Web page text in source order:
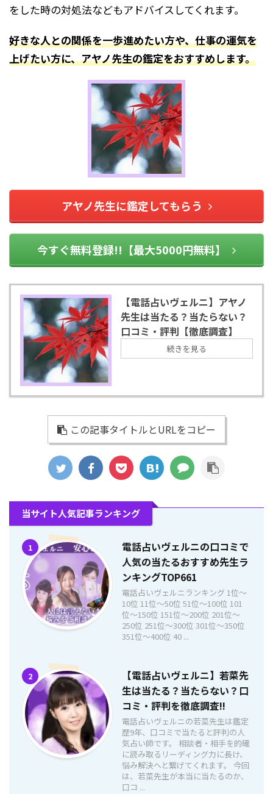
をした時の対処法などもアドバイスしてくれます。
好きな人との関係を一歩進めたい方や、仕事の運気を
上げたい方に、アヤノ先生の鑑定をおすすめします。
アヤノ先生に鑑定してもらう
今すぐ無料登録!!【最大5000円無料】
【電話占いヴェルニ】アヤノ
先生は当たる？当たらない？
口コミ・評判【徹底調査】
続きを見る
この記事タイトルとURLをコピー
当サイト人気記事ランキング
1
電話占いヴェルニの口コミで
人気の当たるおすすめ先生ラ
ンキングTOP661
電話占いヴェルニランキング 1位〜
10位 11位〜50位 51位〜100位 101
位〜150位 151位〜200位 201位〜
250位 251位〜300位 301位〜350位
351位〜400位 40 ...
2
【電話占いヴェルニ】若菜先
生は当たる？当たらない？口
コミ・評判を徹底調査!!
電話占いヴェルニの若菜先生は鑑定
歴9年、口コミで当たると評判の人
気占い師です。 相談者・相手を的確
に読み取るリーディング力に長け、
悩み解決へと繋げてくれます。 今回
は、若菜先生が本当に当たるのか、
口コ ...